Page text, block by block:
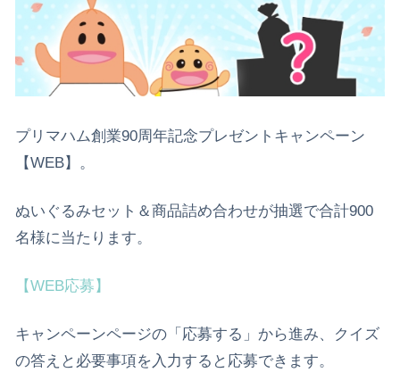
プリマハム創業90周年記念プレゼントキャンペーン
【WEB】。
ぬいぐるみセット＆商品詰め合わせが抽選で合計900
名様に当たります。
【WEB応募】
キャンペーンページの「応募する」から進み、クイズ
の答えと必要事項を入力すると応募できます。